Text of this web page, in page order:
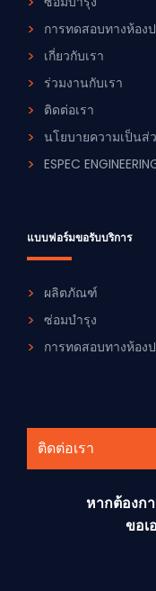
การทดสอบทางห้อง
เกี่ยวกับเรา
ร่วมงานกับเรา
ติดต่อเรา
นโยบายความเป็นส่
ESPEC
แบบฟอร์มขอรับบริการ
ผลิตภัณฑ์
ซ่อมบำรุง
การทดสอบทางห้อง
ติดต่อเรา
หากต้องก
ขอเ